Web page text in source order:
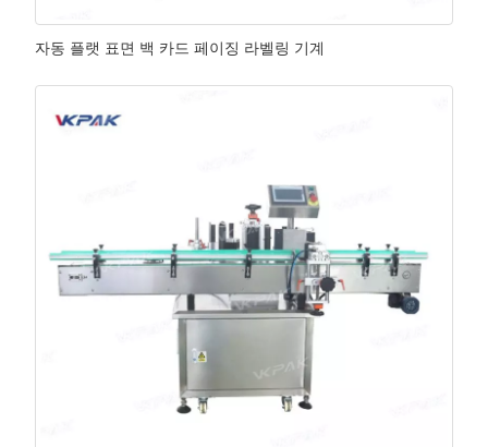
자동 플랫 표면 백 카드 페이징 라벨링 기계